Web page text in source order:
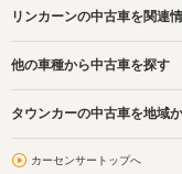
リンカーンの中古車を関連
他の車種から中古車を探す
タウンカーの中古車を地域
カーセンサートップへ